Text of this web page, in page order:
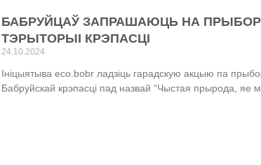
БАБРУЙЦАЎ ЗАПРАШАЮЦЬ НА
ТЭРЫТОРЫІ КРЭПАСЦІ
24.10.2024
Ініцыятыва eco.bobr ладзіць гарадскую акцыю па
Бабруйскай крэпасці пад назвай “Чыстая прырода, яе